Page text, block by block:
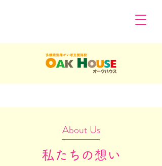
About Us
​私たちの想い